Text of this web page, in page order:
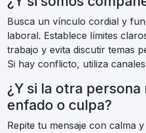
Busca un vínculo cordial y
laboral. Establece límites
trabajo y evita discutir temas
Si hay conflicto, utiliza
¿Y si la otra
enfado o culpa?
Repite tu mensaje con calma